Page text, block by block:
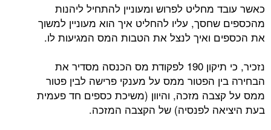
כאשר עובד מחליט לפרוש ומעוניין להתחיל ליהנות
מהכספים שחסך, עליו להחליט איך הוא מעוניין למשוך
את הכספים ואיך לנצל את הטבות המס המגיעות לו.
נזכיר, כי תיקון 190 לפקודת מס הכנסה מסדיר את
הבחירה בין הפטור ממס על מענקי פרישה לבין פטור
ממס על קצבה מזכה, והיוון (משיכת כספים חד פעמית
בעת היציאה לפנסיה) של הקצבה המזכה.